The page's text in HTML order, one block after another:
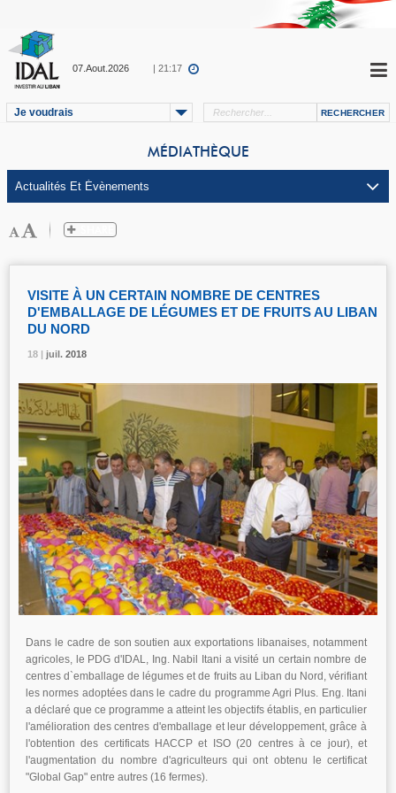
07.Aout.2026 | 21:17
Je voudrais
MÉDIATHÈQUE
18 | juil. 2018
VISITE À UN CERTAIN NOMBRE DE CENTRES
D'EMBALLAGE DE LÉGUMES ET DE FRUITS AU LIBAN
DU NORD
18 | juil. 2018
18 | juil. 2018
Dans le cadre de son soutien aux exportations libanaises, notamment
agricoles, le PDG d'IDAL, Ing. Nabil Itani a visité un certain nombre de
centres d`emballage de légumes et de fruits au Liban du Nord, vérifiant
les normes adoptées dans le cadre du programme Agri Plus. Eng. Itani
a déclaré que ce programme a atteint les objectifs établis, en particulier
l'amélioration des centres d'emballage et leur développement, grâce à
l'obtention des certificats HACCP et ISO (20 centres à ce jour), et
l'augmentation du nombre d'agriculteurs qui ont obtenu le certificat
"Global Gap" entre autres (16 fermes).